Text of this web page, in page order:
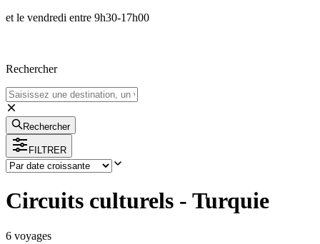
et le vendredi entre 9h30-17h00
Rechercher
Rechercher
FILTRER
Circuits culturels - Turquie
6 voyages